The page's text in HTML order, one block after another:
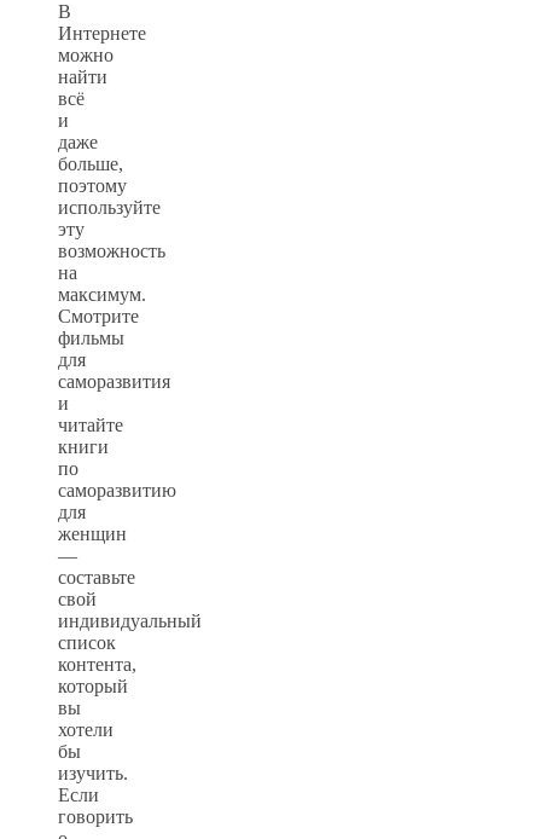
В
Интернете
можно
найти
всё
и
даже
больше,
поэтому
используйте
эту
возможность
на
максимум.
Смотрите
фильмы
для
саморазвития
и
читайте
книги
по
саморазвитию
для
женщин
—
составьте
свой
индивидуальный
список
контента,
который
вы
хотели
бы
изучить.
Если
говорить